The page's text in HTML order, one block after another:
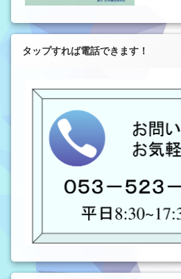
タップすれば電話できます！